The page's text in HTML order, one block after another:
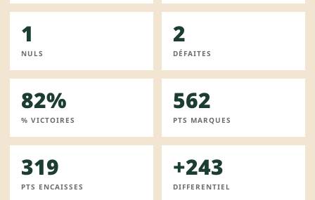
1
NULS
2
DÉFAITES
82%
% VICTOIRES
562
PTS MARQUES
319
PTS ENCAISSES
+243
DIFFERENTIEL